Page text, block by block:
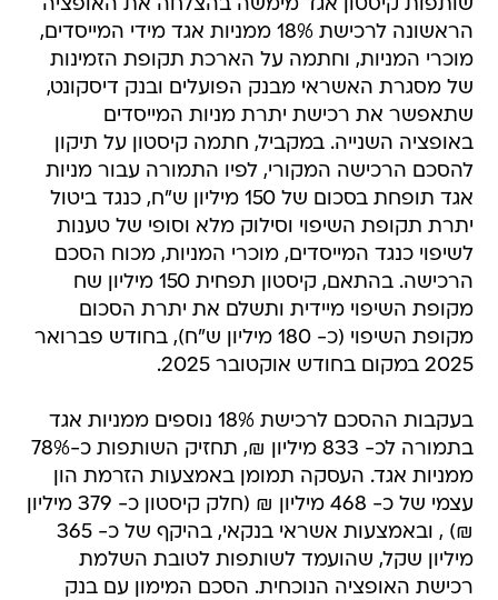
שותפות קיסטון אגד מימשה בהצלחה את האופציה
הראשונה לרכישת 18% ממניות אגד מידי המייסדים,
מוכרי המניות, וחתמה על הארכת תקופת הזמינות
של מסגרת האשראי מבנק הפועלים ובנק דיסקונט,
שתאפשר את רכישת יתרת מניות המייסדים
באופציה השנייה. במקביל, חתמה קיסטון על תיקון
להסכם הרכישה המקורי, לפיו התמורה עבור מניות
אגד תופחת בסכום של 150 מיליון ש"ח, כנגד ביטול
יתרת תקופת השיפוי וסילוק מלא וסופי של טענות
לשיפוי כנגד המייסדים, מוכרי המניות, מכוח הסכם
הרכישה. בהתאם, קיסטון תפחית 150 מיליון שח
מקופת השיפוי מיידית ותשלם את יתרת הסכום
מקופת השיפוי (כ- 180 מיליון ש"ח), בחודש פברואר
2025 במקום בחודש אוקטובר 2025.
בעקבות ההסכם לרכישת 18% נוספים ממניות אגד
בתמורה לכ- 833 מיליון ₪, תחזיק השותפות כ-78%
ממניות אגד. העסקה תמומן באמצעות הזרמת הון
עצמי של כ- 468 מיליון ₪ (חלק קיסטון כ- 379 מיליון
₪) , ובאמצעות אשראי בנקאי, בהיקף של כ- 365
מיליון שקל, שהועמד לשותפות לטובת השלמת
רכישת האופציה הנוכחית. הסכם המימון עם בנק